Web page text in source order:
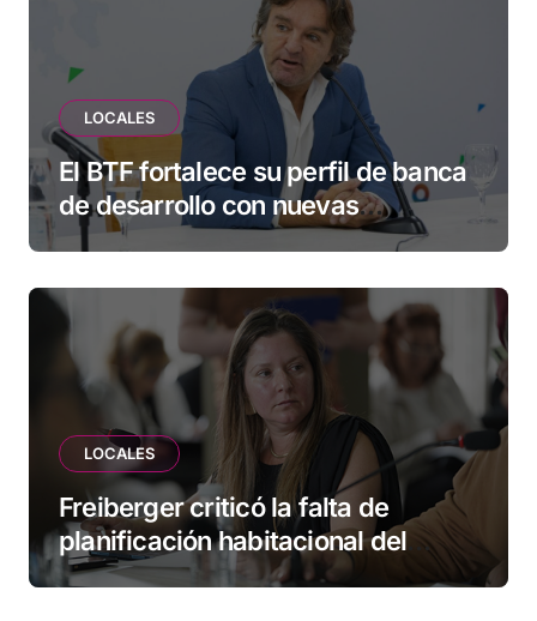
LOCALES
El BTF fortalece su perfil de banca
de desarrollo con nuevas
herramientas para familias y
LOCALES
Freiberger criticó la falta de
planificación habitacional del
Municipio: “Vuoto deja afuera a